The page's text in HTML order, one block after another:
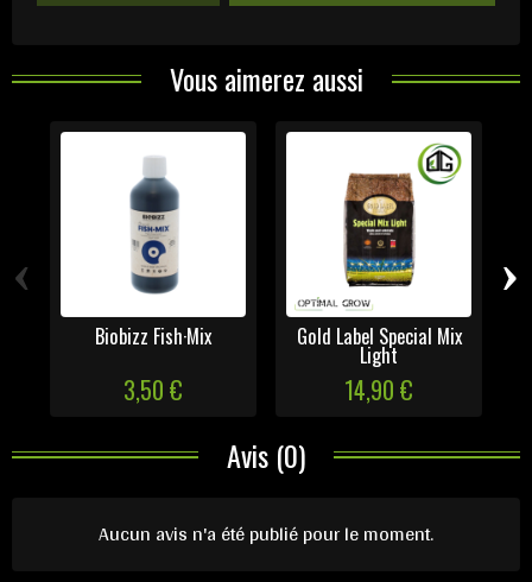
Vous aimerez aussi
Biobizz Fish·Mix
3,50 €
Gold Label Special Mix
Light
14,90 €
‹ ›
Avis (0)
Aucun avis n'a été publié pour le moment.